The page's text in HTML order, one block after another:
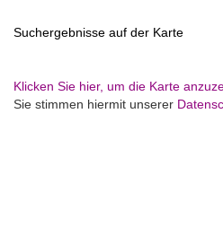
Suchergebnisse auf der Karte
Klicken Sie hier, um die Karte
Sie stimmen hiermit unserer